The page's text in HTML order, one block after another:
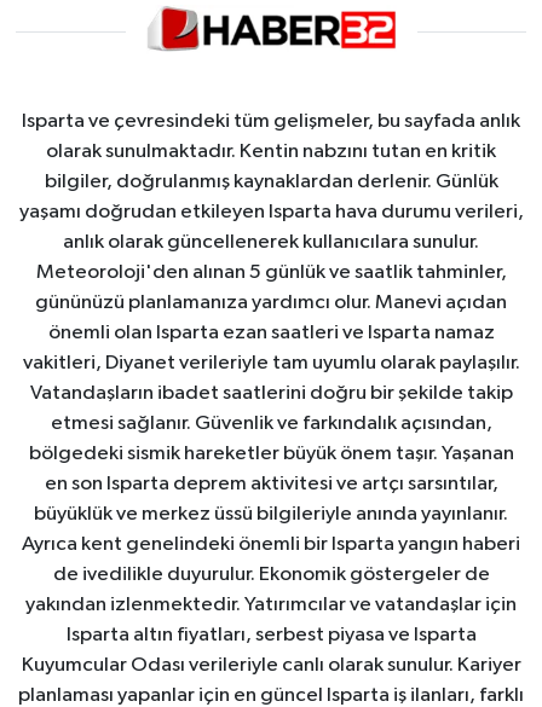
Isparta ve çevresindeki tüm gelişmeler, bu sayfada anlık
olarak sunulmaktadır. Kentin nabzını tutan en kritik
bilgiler, doğrulanmış kaynaklardan derlenir. Günlük
yaşamı doğrudan etkileyen Isparta hava durumu verileri,
anlık olarak güncellenerek kullanıcılara sunulur.
Meteoroloji'den alınan 5 günlük ve saatlik tahminler,
gününüzü planlamanıza yardımcı olur. Manevi açıdan
önemli olan Isparta ezan saatleri ve Isparta namaz
vakitleri, Diyanet verileriyle tam uyumlu olarak paylaşılır.
Vatandaşların ibadet saatlerini doğru bir şekilde takip
etmesi sağlanır. Güvenlik ve farkındalık açısından,
bölgedeki sismik hareketler büyük önem taşır. Yaşanan
en son Isparta deprem aktivitesi ve artçı sarsıntılar,
büyüklük ve merkez üssü bilgileriyle anında yayınlanır.
Ayrıca kent genelindeki önemli bir Isparta yangın haberi
de ivedilikle duyurulur. Ekonomik göstergeler de
yakından izlenmektedir. Yatırımcılar ve vatandaşlar için
Isparta altın fiyatları, serbest piyasa ve Isparta
Kuyumcular Odası verileriyle canlı olarak sunulur. Kariyer
planlaması yapanlar için en güncel Isparta iş ilanları, farklı